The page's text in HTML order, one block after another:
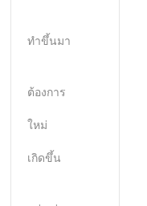
ทำขึ้นมา
ต้องการ
ใหม่
เกิดขึ้น